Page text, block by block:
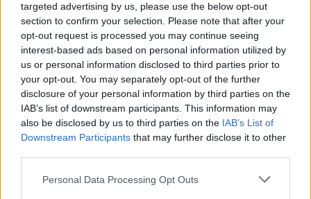
targeted advertising by us, please use the below opt-out
section to confirm your selection. Please note that after your
opt-out request is processed you may continue seeing
interest-based ads based on personal information utilized by
us or personal information disclosed to third parties prior to
your opt-out. You may separately opt-out of the further
disclosure of your personal information by third parties on the
IAB’s list of downstream participants. This information may
also be disclosed by us to third parties on the IAB’s List of
Downstream Participants that may further disclose it to other
Please note that this website/app uses one or more Google
Personal Data Processing Opt Outs
AUTORE
AiAdhubMedia